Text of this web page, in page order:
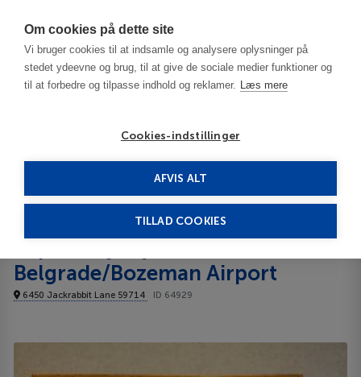
Om cookies på dette site
Vi bruger cookies til at indsamle og analysere oplysninger på
stedet ydeevne og brug, til at give de sociale medier funktioner og
til at forbedre og tilpasse indhold og reklamer. Læs mere
Cookies-indstillinger
AFVIS ALT
TILLAD COOKIES
Bozeman - MT
Super 8 by Wyndham Belgrade/Bozeman Airport 3***
Belgrade/Bozeman Airport
6450 Jackrabbit Lane 59714 ID 64929